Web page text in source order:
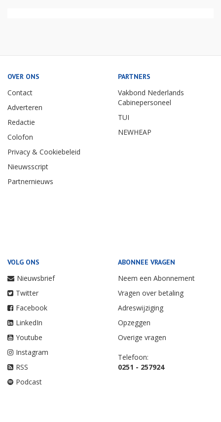
OVER ONS
Contact
Adverteren
Redactie
Colofon
Privacy & Cookiebeleid
Nieuwsscript
Partnernieuws
PARTNERS
Vakbond Nederlands
Cabinepersoneel
TUI
NEWHEAP
VOLG ONS
Nieuwsbrief
Twitter
Facebook
LinkedIn
Youtube
Instagram
RSS
Podcast
ABONNEE VRAGEN
Neem een Abonnement
Vragen over betaling
Adreswijziging
Opzeggen
Overige vragen
Telefoon:
0251 - 257924